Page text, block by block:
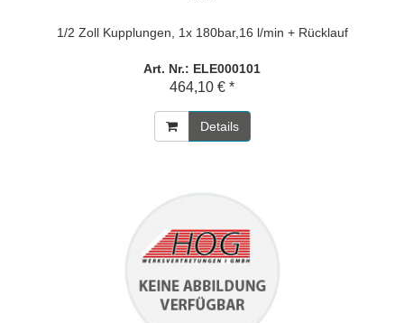
1/2 Zoll Kupplungen, 1x 180bar,16 l/min + Rücklauf
Art. Nr.: ELE000101
464,10 € *
Details